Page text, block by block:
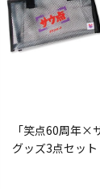
「笑点60周年×
グッズ3点セット